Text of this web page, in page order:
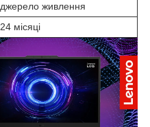
джерело живлення
24 місяці